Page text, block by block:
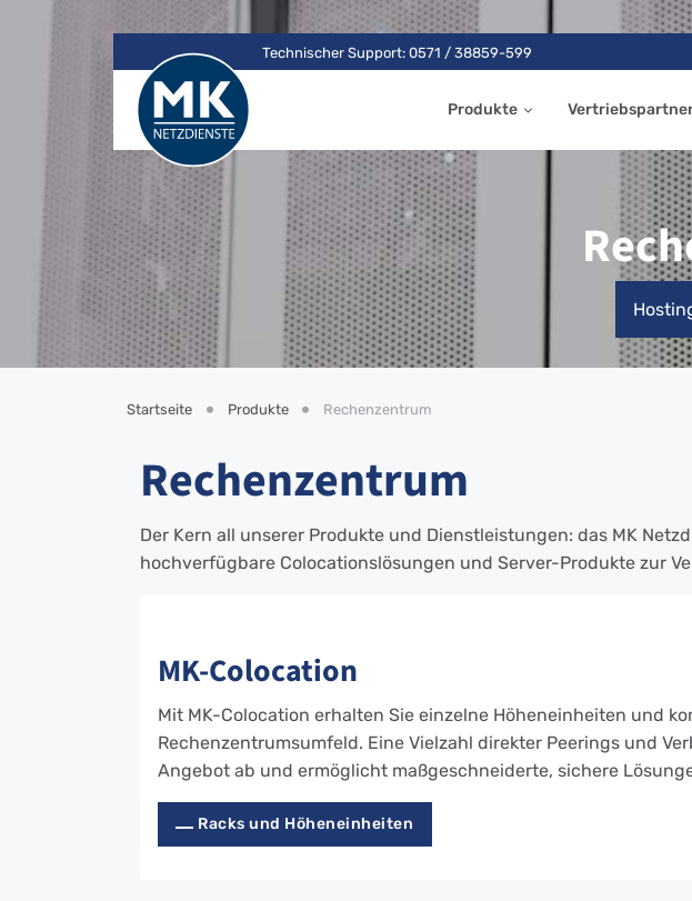
Technischer Support: 0571 / 38859-599
Produkte
Startseite Produkte Rechenzentrum
Rechenzentrum
Der Kern all unserer Produkte und Dienstleistungen: das MK
hochverfügbare Colocationslösungen und Server-Produkte zur
MK-Colocation
Mit MK-Colocation erhalten Sie einzelne Höheneinheiten und
Rechenzentrumsumfeld. Eine Vielzahl direkter Peerings und
Angebot ab und ermöglicht maßgeschneiderte, sichere
Racks und Höheneinheiten